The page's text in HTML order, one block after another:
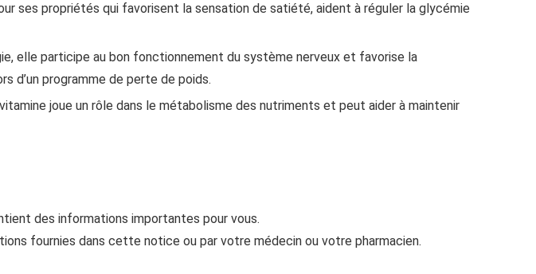
ses propriétés qui favorisent la sensation de satiété, aident à réguler la glycémie
elle participe au bon fonctionnement du système nerveux et favorise la
d’un programme de perte de poids.
joue un rôle dans le métabolisme des nutriments et peut aider à maintenir
des informations importantes pour vous.
fournies dans cette notice ou par votre médecin ou votre pharmacien.